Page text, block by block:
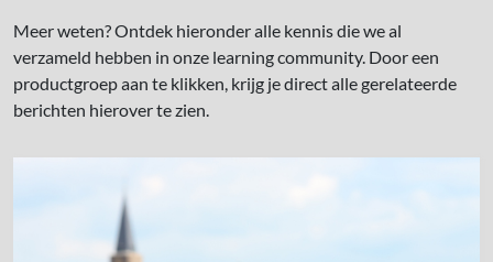
Meer weten? Ontdek hieronder alle kennis die we al
verzameld hebben in onze learning community. Door een
productgroep aan te klikken, krijg je direct alle gerelateerde
berichten hierover te zien.